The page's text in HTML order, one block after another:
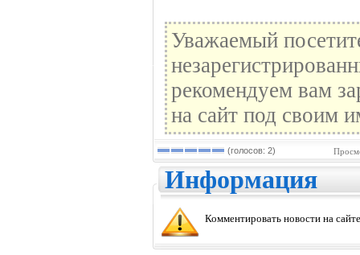
Уважаемый
рекомендуем вам
на сайт под своим
(голосов: 2)
Информация
Комментировать новости на